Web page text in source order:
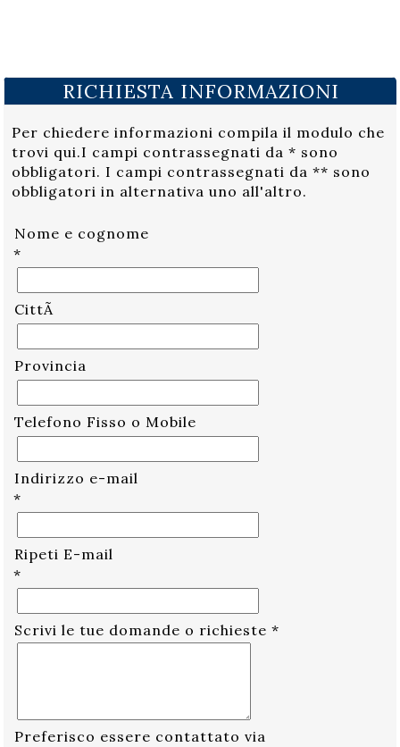
RICHIESTA INFORMAZIONI
Per chiedere informazioni compila il modulo che
trovi qui.I campi contrassegnati da * sono
obbligatori. I campi contrassegnati da ** sono
obbligatori in alternativa uno all'altro.
Nome e cognome
*
CittÃ
Provincia
Telefono Fisso o Mobile
Indirizzo e-mail
*
Ripeti E-mail
*
Scrivi le tue domande o richieste *
Preferisco essere contattato via